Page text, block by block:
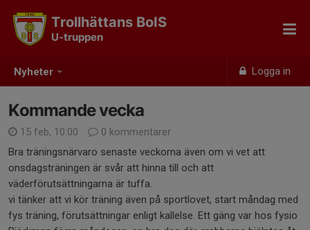
Nyheter Logga in
Trollhättans BoIS
U-truppen
Kommande vecka
15 feb, 10:00
0 kommentarer
Bra träningsnärvaro senaste veckorna även om vi vet att
onsdagsträningen är svår att hinna till och att
väderförutsättningarna är tuffa.
vi tänker att vi kör träning även på sportlovet, start måndag med
fys träning, förutsättningar enligt kallelse. Ett gäng var hos fysio